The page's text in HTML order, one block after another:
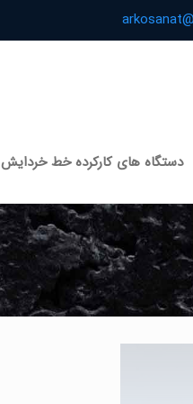
دستگاه های کارکرده خط خردایش